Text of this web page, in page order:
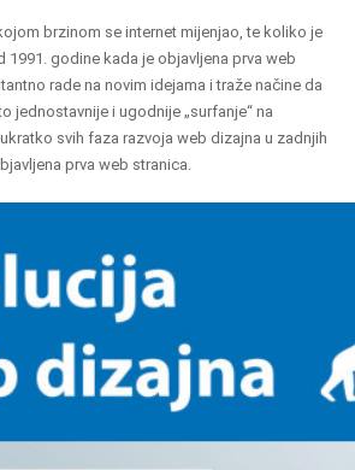
brzinom se internet mijenjao, te koliko je
1991. godine kada je objavljena prva web
rade na novim idejama i traže načine da
jednostavnije i ugodnije „surfanje“ na
svih faza razvoja web dizajna u zadnjih
prva web stranica.